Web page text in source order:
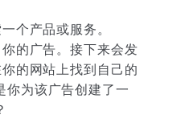
个产品或服务。
的广告。接下来会发
的网站上找到自己的
你为该广告创建了一